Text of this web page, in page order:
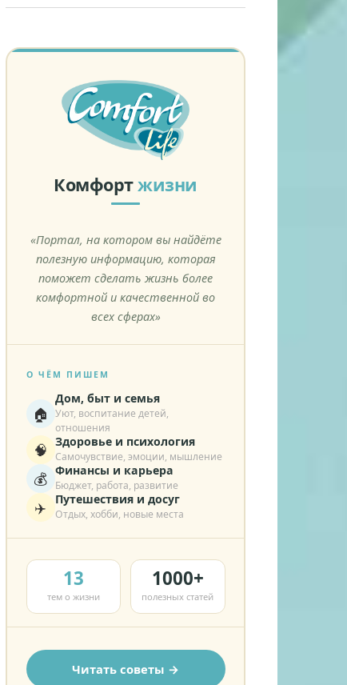
Комфортжизни
«Портал, на котором вы найдёте
полезную информацию, которая
поможет сделать жизнь более
комфортной и качественной во
всех сферах»
О ЧЁМ ПИШЕМ
🏠
Дом, быт и семья
Уют, воспитание детей,
отношения
🧠 Здоровье и психология
Самочувствие, эмоции, мышление
💰 Финансы и карьера
Бюджет, работа, развитие
✈️ Путешествия и досуг
Отдых, хобби, новые места
13
тем о жизни
1000+
полезных статей
Читать советы →